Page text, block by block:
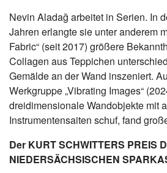
Nevin Aladağ arbeitet in Serien. In
Jahren erlangte sie unter anderem
Fabric“ (seit 2017) größere
Collagen aus Teppichen
Gemälde an der Wand inszeniert.
Werkgruppe „Vibrating Images“
dreidimensionale Wandobjekte mit
Instrumentensaiten schuf, fand
Der KURT SCHWITTERS PREIS
NIEDERSÄCHSISCHEN